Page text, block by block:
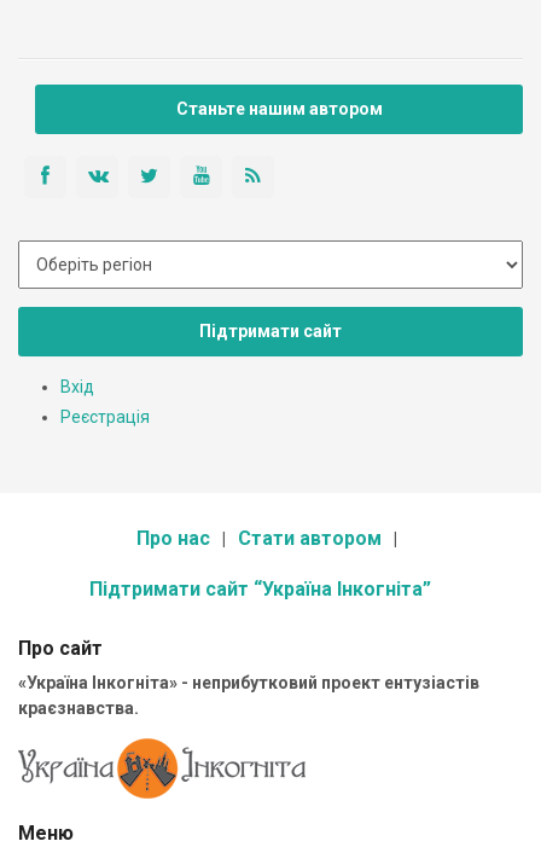
Станьте нашим автором
Підтримати сайт
Вхід
Реєстрація
Про нас Стати автором
Підтримати сайт “Україна Інкогніта”
Про сайт
«Україна Інкогніта» - неприбутковий проект ентузіастів
краєзнавства.
Меню